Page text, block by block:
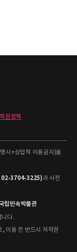
권정책
시+상업적 이용금지)을
02-3704-3225)과 사전
립민속박물관
니다.
이용 전 반드시 저작권